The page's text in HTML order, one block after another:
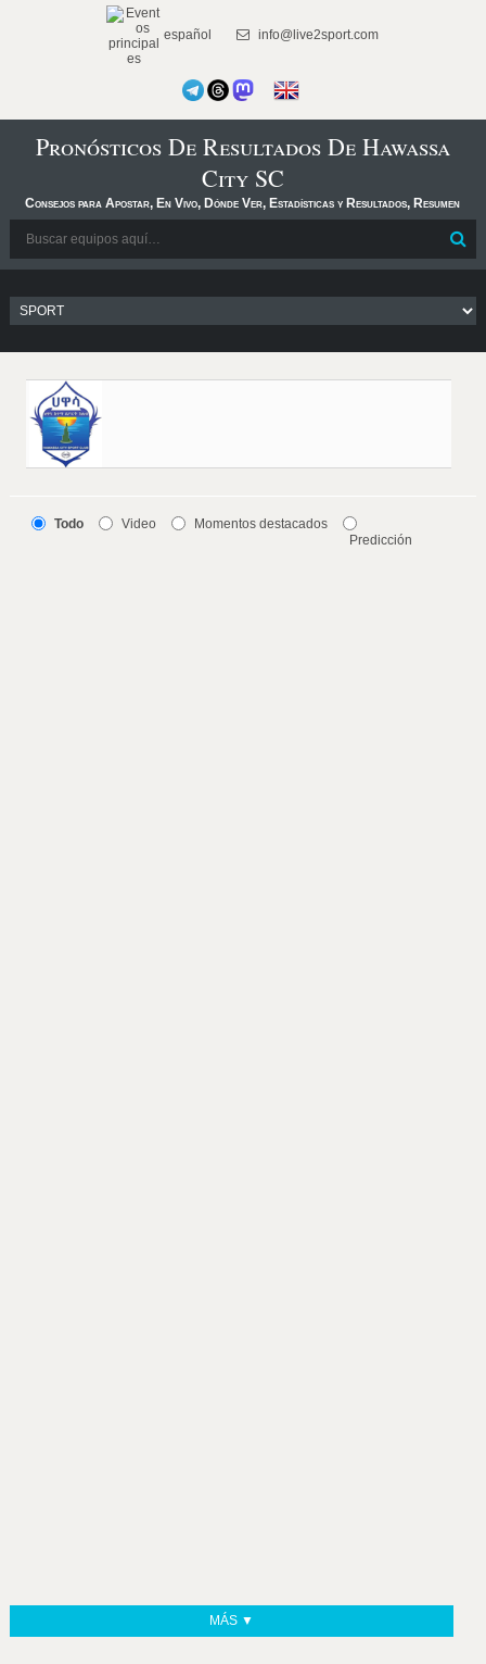
español info@live2sport.com
Pronósticos De Resultados De Hawassa
City SC
Consejos para Apostar, En Vivo, Dónde Ver, Estadísticas y Resultados, Resumen
Todo Video
Momentos destacados
Predicción
MÁS ▼